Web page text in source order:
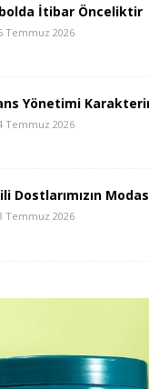
İtibar Önceliktir
Temmuz 2026
Yönetimi
Temmuz 2026
Dostlarımızın
Temmuz 2026